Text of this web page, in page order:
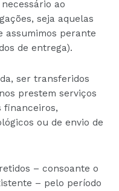
ao
seja aquelas
assumimos perante
de entrega).
ser transferidos
prestem serviços
financeiros,
ou de envio de
– consoante o
– pelo período